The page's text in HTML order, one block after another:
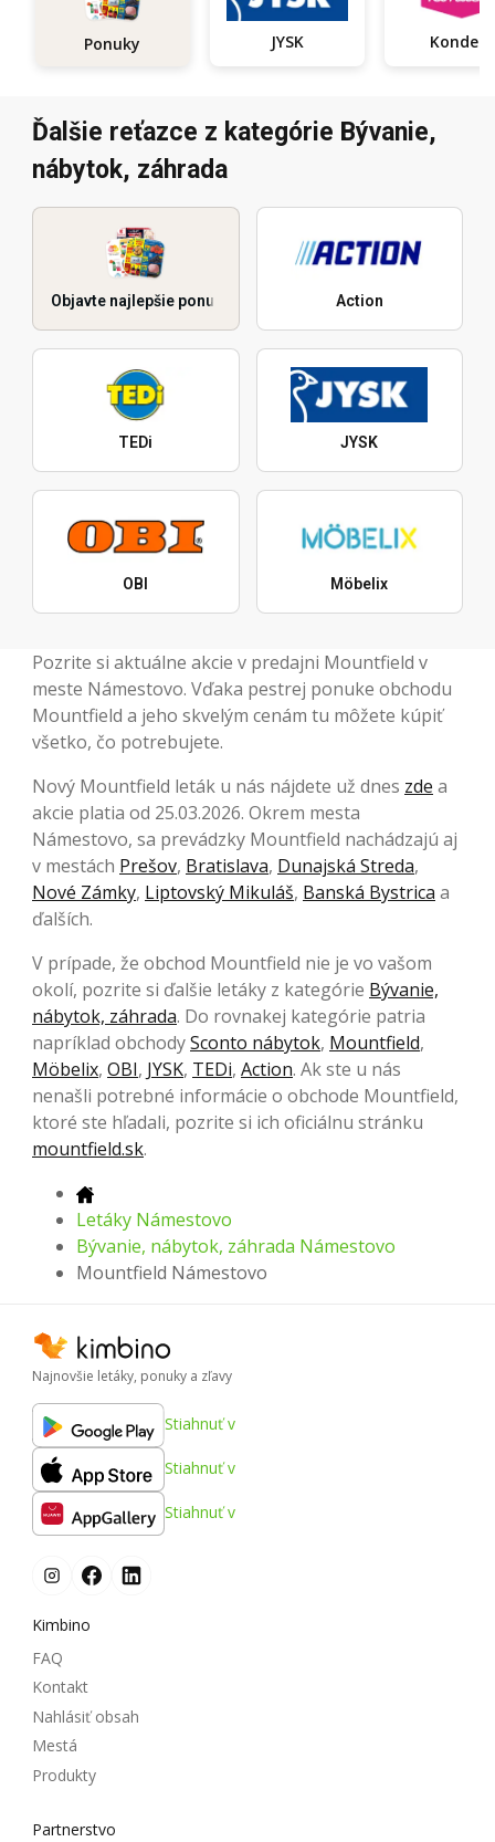
Ponuky JYSK Kondela
Ďalšie reťazce z kategórie Bývanie,
nábytok, záhrada
Objavte najlepšie ponuky Action
TEDi JYSK
OBI Möbelix
Pozrite si aktuálne akcie v predajni Mountfield v
meste Námestovo. Vďaka pestrej ponuke obchodu
Mountfield a jeho skvelým cenám tu môžete kúpiť
všetko, čo potrebujete.
Nový Mountfield leták u nás nájdete už dnes zde a
akcie platia od 25.03.2026. Okrem mesta
Námestovo, sa prevádzky Mountfield nachádzajú aj
v mestách Prešov, Bratislava, Dunajská Streda,
Nové Zámky, Liptovský Mikuláš, Banská Bystrica a
ďalších.
V prípade, že obchod Mountfield nie je vo vašom
okolí, pozrite si ďalšie letáky z kategórie Bývanie,
nábytok, záhrada. Do rovnakej kategórie patria
napríklad obchodySconto nábytok, Mountfield,
Möbelix, OBI, JYSK, TEDi, Action. Ak ste u nás
nenašli potrebné informácie o obchode Mountfield,
ktoré ste hľadali, pozrite si ich oficiálnu stránku
mountfield.sk.
Letáky Námestovo
Bývanie, nábytok, záhrada Námestovo
Mountfield Námestovo
Najnovšie letáky, ponuky a zľavy
Stiahnuť v
Stiahnuť v
Stiahnuť v
Kimbino
FAQ
Kontakt
Nahlásiť obsah
Mestá
Produkty
Partnerstvo